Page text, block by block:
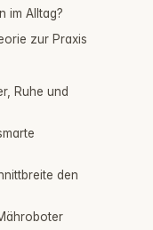
im Alltag?
zur Praxis
Ruhe und
den